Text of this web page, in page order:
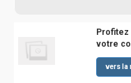
Profitez
votre
vers la